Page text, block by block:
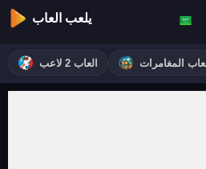
يلعب العاب
العاب 2 لاعب المغامرات